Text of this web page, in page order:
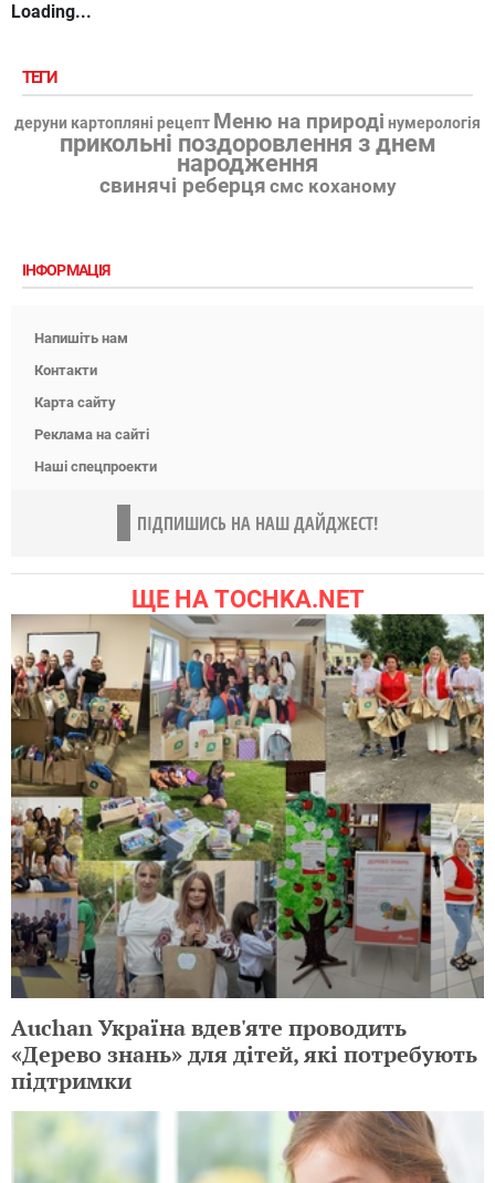
Loading...
ТЕГИ
деруни картопляні рецепт Меню на природі нумерологія
прикольні поздоровлення з днем
народження
свинячі реберця смс коханому
ІНФОРМАЦІЯ
Напишіть нам
Контакти
Карта сайту
Реклама на сайті
Наші спецпроекти
ПІДПИШИСЬ НА НАШ ДАЙДЖЕСТ!
ЩЕ НА TOCHKA.NET
Auchan Україна вдев'яте проводить
«Дерево знань» для дітей, які потребують
підтримки